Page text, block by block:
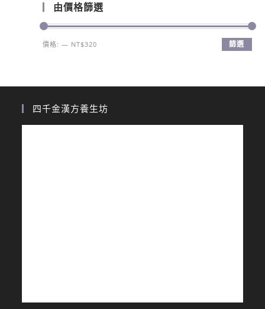
由價格篩選
篩選
價格:— NT$320
四千金漢方養生坊